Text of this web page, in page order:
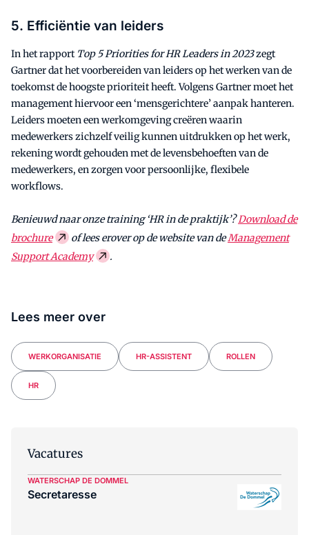
5. Efficiëntie van leiders
In het rapport Top 5 Priorities for HR Leaders in 2023zegt
Gartner dat het voorbereiden van leiders op het werken van de
toekomst de hoogste prioriteit heeft. Volgens Gartner moet het
management hiervoor een ‘mensgerichtere’ aanpak hanteren.
Leiders moeten een werkomgeving creëren waarin
medewerkers zichzelf veilig kunnen uitdrukken op het werk,
rekening wordt gehouden met de levensbehoeften van de
medewerkers, en zorgen voor persoonlijke, flexibele
workflows.
Benieuwd naar onze training ‘HR in de praktijk’?Download de
brochure
of lees erover op de website van deManagement
Support Academy
.
Lees meer over
WERKORGANISATIE HR-ASSISTENT ROLLEN
HR
Vacatures
WATERSCHAP DE DOMMEL
Secretaresse